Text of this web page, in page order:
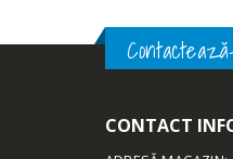
CONTACT